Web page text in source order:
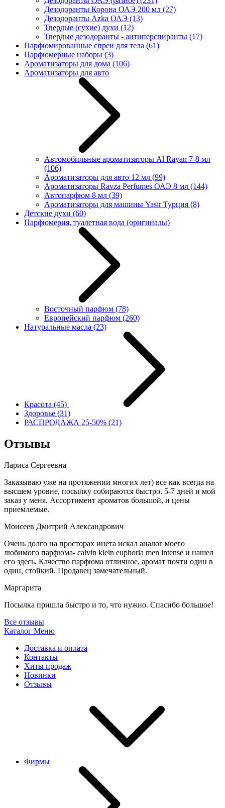
Дезодоранты Корона ОАЭ 200 мл (27)
Дезодоранты Azka ОАЭ (13)
Твердые (сухие) духи (12)
Твердые дезодоранты - антиперспиранты (17)
Парфюмированные спреи для тела (61)
Парфюмерные наборы (3)
Ароматизаторы для дома (106)
Ароматизаторы для авто
Автомобильные ароматизаторы Al Rayan 7-8 мл
(106)
Ароматизаторы для авто 12 мл (99)
Ароматизаторы Ravza Perfumes ОАЭ 8 мл (144)
Автопарфюм 8 мл (39)
Ароматизаторы для машины Yasir Турция (8)
Детские духи (60)
Парфюмерия, туалетная вода (оригиналы)
Восточный парфюм (78)
Европейский парфюм (260)
Натуральные масла (23)
Красота (45)
Здоровье (31)
РАСПРОДАЖА 25-50% (21)
Отзывы
Лариса Сергеевна
Заказываю уже на протяжении многих лет) все как всегда на
высшем уровне, посылку собираются быстро. 5-7 дней и мой
заказ у меня. Ассортимент ароматов большой, и цены
приемлемые.
Моисеев Дмитрий Александрович
Очень долго на просторах инета искал аналог моего
любимого парфюма- calvin klein euphoria men intense и нашел
его здесь. Качество парфюма отличное, аромат почти один в
один, стойкий. Продавец замечательный.
Маргарита
Посылка пришла быстро и то, что нужно. Спасибо большое!
Все отзывы
Каталог Меню
Доставка и оплата
Контакты
Хиты продаж
Новинки
Отзывы
Фирмы